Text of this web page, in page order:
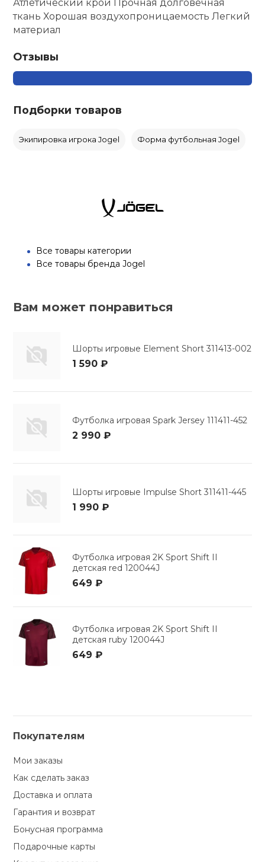
Атлетический крой Прочная долговечная
ткань Хорошая воздухопроницаемость Легкий
материал
Отзывы
Подборки товаров
Экипировка игрока Jogel Форма футбольная Jogel
Все товары категории
Все товары бренда Jogel
Вам может понравиться
Шорты игровые Element Short 311413-002
1 590 ₽
Футболка игровая Spark Jersey 111411-452
2 990 ₽
Шорты игровые Impulse Short 311411-445
1 990 ₽
Футболка игровая 2K Sport Shift II
детская red 120044J
649 ₽
Футболка игровая 2K Sport Shift II
детская ruby 120044J
649 ₽
Покупателям
Мои заказы
Как сделать заказ
Доставка и оплата
Гарантия и возврат
Бонусная программа
Подарочные карты